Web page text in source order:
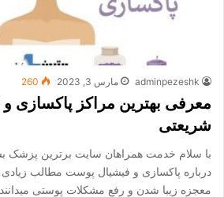
adminpezeshk مارس 3, 2023 260
معرفی بهترین مراکز پاکسازی
شریعتی
با سلام خدمت همراهان سایت برترین پزشک
درباره پاکسازی و فیشیال پوست مطالب زیادی
معجزه زیبا شدن و رفع مشکلات پوستی میدانند